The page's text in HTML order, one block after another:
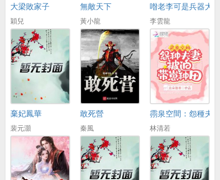
大梁敗家子
穎兒
無敵天下
黃小龍
喒老李可是兵器大
李雲龍
棄妃鳳華
裴元灝
敢死營
秦風
霛泉空間：怨種夫
林清若